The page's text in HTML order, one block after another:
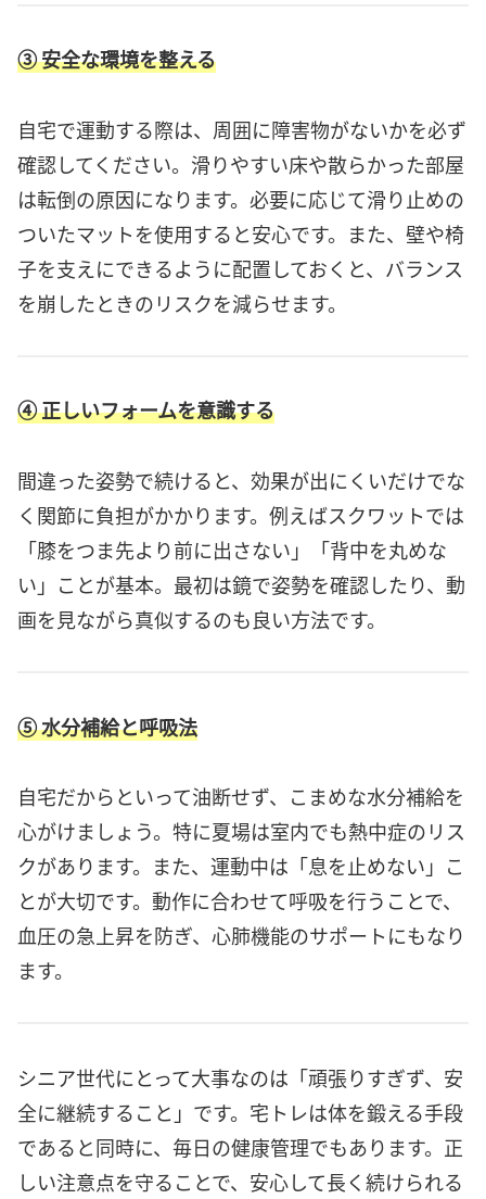
③ 安全な環境を整える
自宅で運動する際は、周囲に障害物がないかを必ず
確認してください。滑りやすい床や散らかった部屋
は転倒の原因になります。必要に応じて滑り止めの
ついたマットを使用すると安心です。また、壁や椅
子を支えにできるように配置しておくと、バランス
を崩したときのリスクを減らせます。
④ 正しいフォームを意識する
間違った姿勢で続けると、効果が出にくいだけでな
く関節に負担がかかります。例えばスクワットでは
「膝をつま先より前に出さない」「背中を丸めな
い」ことが基本。最初は鏡で姿勢を確認したり、動
画を見ながら真似するのも良い方法です。
⑤ 水分補給と呼吸法
自宅だからといって油断せず、こまめな水分補給を
心がけましょう。特に夏場は室内でも熱中症のリス
クがあります。また、運動中は「息を止めない」こ
とが大切です。動作に合わせて呼吸を行うことで、
血圧の急上昇を防ぎ、心肺機能のサポートにもなり
ます。
シニア世代にとって大事なのは「頑張りすぎず、安
全に継続すること」です。宅トレは体を鍛える手段
であると同時に、毎日の健康管理でもあります。正
しい注意点を守ることで、安心して長く続けられる